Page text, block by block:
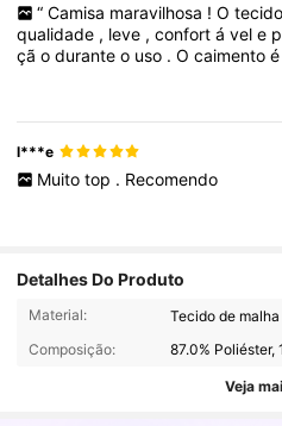
“ Camisa maravilhosa ! O tecido
qualidade , leve ,confortávele
çãoduranteo uso .Ocaimentoé
l***e
Muito top . Recomendo
Detalhes Do Produto
Material:
Tecido de malha
Composição:
87.0% Poliéster,
Veja
38K Seguidores